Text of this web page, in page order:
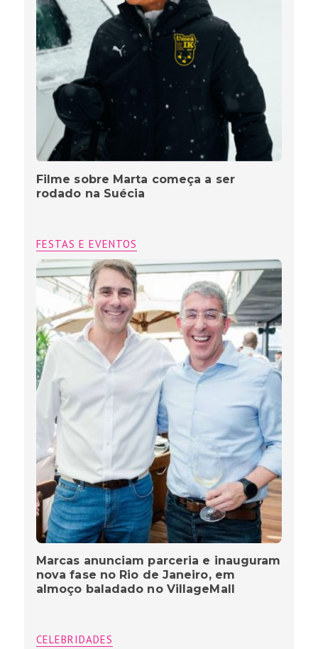
Filme sobre Marta começa a ser
rodado na Suécia
FESTAS E EVENTOS
Marcas anunciam parceria e inauguram
nova fase no Rio de Janeiro, em
almoço baladado no VillageMall
CELEBRIDADES